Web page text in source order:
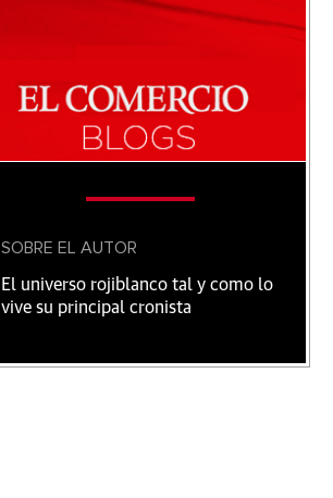
SOBRE EL AUTOR
El universo rojiblanco tal y como lo
vive su principal cronista